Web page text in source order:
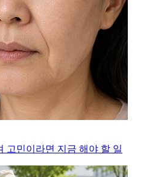
고민이라면 지금 해야 할 일